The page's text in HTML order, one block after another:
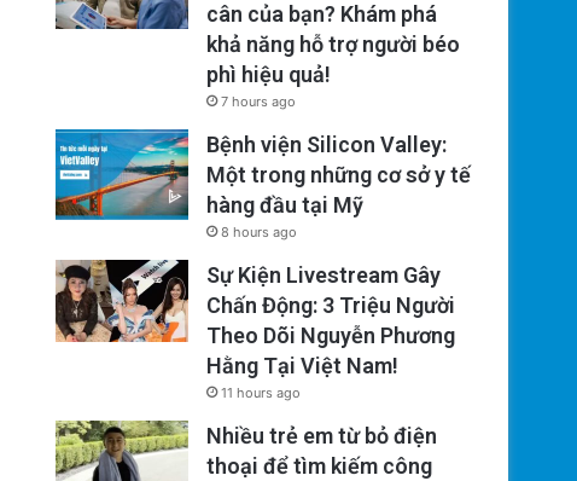
cân của bạn? Khám phá
khả năng hỗ trợ người béo
phì hiệu quả!
7 hours ago
Bệnh viện Silicon Valley:
Một trong những cơ sở y tế
hàng đầu tại Mỹ
8 hours ago
Sự Kiện Livestream Gây
Chấn Động: 3 Triệu Người
Theo Dõi Nguyễn Phương
Hằng Tại Việt Nam!
11 hours ago
Nhiều trẻ em từ bỏ điện
thoại để tìm kiếm công